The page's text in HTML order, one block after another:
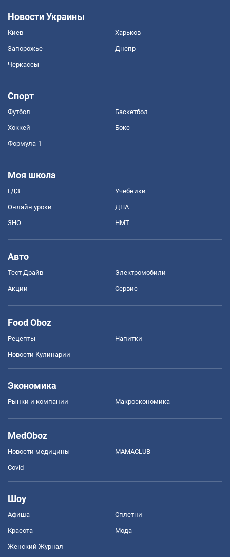
Новости Украины
Киев Харьков
Запорожье Днепр
Черкассы
Спорт
Футбол Баскетбол
Хоккей Бокс
Формула-1
Моя школа
ГДЗ Учебники
Онлайн уроки ДПА
ЗНО НМТ
Авто
Тест Драйв Электромобили
Акции Сервис
Food Oboz
Рецепты Напитки
Новости Кулинарии
Экономика
Рынки и компании Mакроэкономика
MedOboz
Новости медицины MAMACLUB
Covid
Шоу
Афиша Сплетни
Красота Мода
Женский Журнал